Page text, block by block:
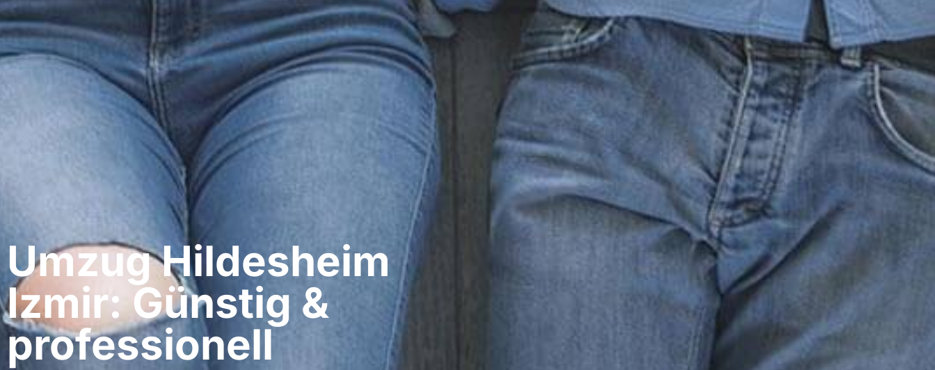
Umzug Hildesheim​
Izmir: Günstig &
professionell​